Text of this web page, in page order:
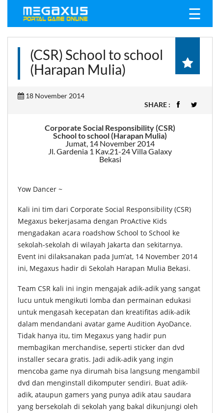
☰
(CSR) School to school
(Harapan Mulia)
18 November 2014
SHARE :
Corporate Social Responsibility (CSR)
School to school (Harapan Mulia)
Jumat, 14 November 2014
Jl. Gardenia 1 Kav.21-24 Villa Galaxy
Bekasi
Yow Dancer ~
Kali ini tim dari Corporate Social Responsibility (CSR)
Megaxus bekerjasama dengan ProActive Kids
mengadakan acara roadshow School to School ke
sekolah-sekolah di wilayah Jakarta dan sekitarnya.
Event ini dilaksanakan pada Jum’at, 14 November 2014
ini, Megaxus hadir di Sekolah Harapan Mulia Bekasi.
Team CSR kali ini ingin mengajak adik-adik yang sangat
lucu untuk mengikuti lomba dan permainan edukasi
untuk mengasah kecepatan dan kreatifitas adik-adik
dalam mendandani avatar game Audition AyoDance.
Tidak hanya itu, tim Megaxus yang hadir pun
membagikan merchandise, seperti sticker dan dvd
installer secara gratis. Jadi adik-adik yang ingin
mencoba game nya dirumah bisa langsung mengambil
dvd dan menginstall dikomputer sendiri. Buat adik-
adik, ataupun gamers yang punya adik atau saudara
yang bersekolah di sekolah yang bakal dikunjungi oleh